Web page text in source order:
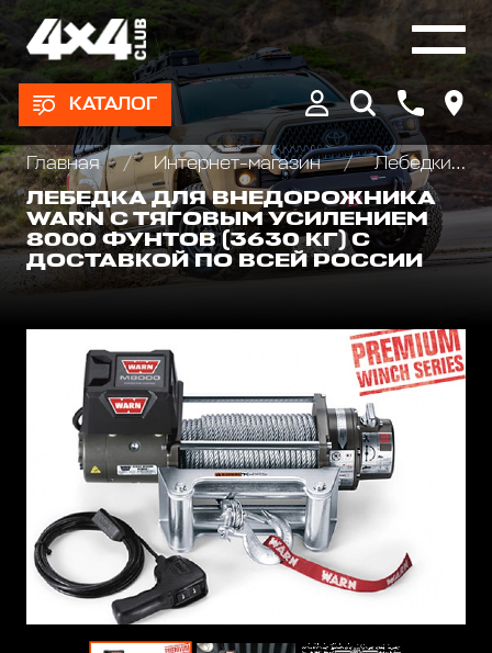
КАТАЛОГ
Главная Интернет-магазин
Лебедки автомобильные, для квадроциклов и эвакуаторов
ЛЕБЕДКА ДЛЯ ВНЕДОРОЖНИКА
WARN С ТЯГОВЫМ УСИЛЕНИЕМ
8000 ФУНТОВ (3630 КГ) С
ДОСТАВКОЙ ПО ВСЕЙ РОССИИ